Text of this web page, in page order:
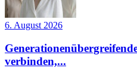
6. August 2026
verbinden,...